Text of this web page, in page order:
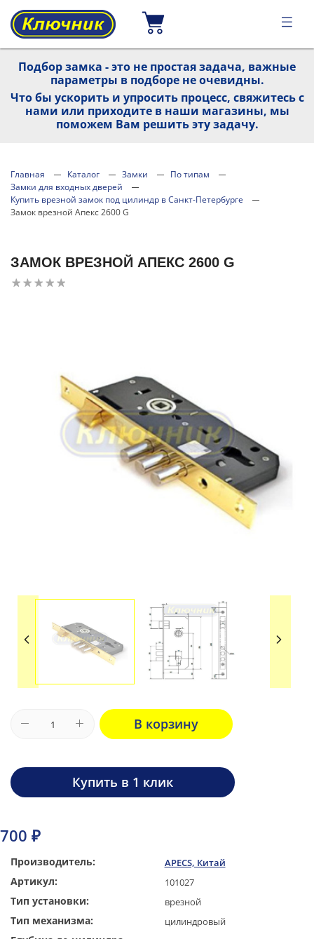
Подбор замка - это не простая задача, важные
параметры в подборе не очевидны.
Что бы ускорить и упросить процесс, свяжитесь с
нами или приходите в наши магазины, мы
поможем Вам решить эту задачу.
Главная Каталог Замки
По типам
Замки для входных дверей
Купить врезной замок под цилиндр в Санкт-Петербурге
Замок врезной Апекс 2600 G
ЗАМОК ВРЕЗНОЙ АПЕКС 2600 G
Производитель: APECS, Китай
Артикул: 101027
Тип установки: врезной
Тип механизма: цилиндровый
700 ₽
В корзину
Купить в 1 клик